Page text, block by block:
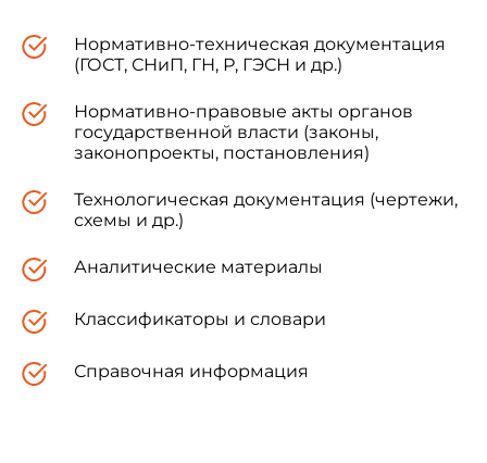
отраслевых типовых инструкций по охране
труда по наиболее массовым профессиям и
для использования при подготовке инструкций
по охране труда для работников строительства
независимо от ведомственной принадлежности
и организационно-правовых форм
собственности юридических лиц,
осуществляющих строительную деятельность.
Нормативно-техническая документация
(ГОСТ, СНиП, ГН, Р, ГЭСН и др.)
Нормативно-правовые акты органов
государственной власти (законы,
законопроекты, постановления)
Технологическая документация (чертежи,
схемы и др.)
Аналитические материалы
Классификаторы и словари
Справочная информация